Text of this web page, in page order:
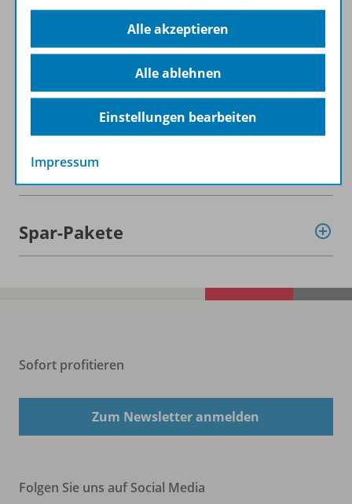
Informationen
Beschreibung
Weitere Inhalte der Ausgabe
Spar-Pakete
Sofort profitieren
Zum Newsletter anmelden
Folgen Sie uns auf Social Media
Alle akzeptieren
Alle ablehnen
Einstellungen bearbeiten
Impressum